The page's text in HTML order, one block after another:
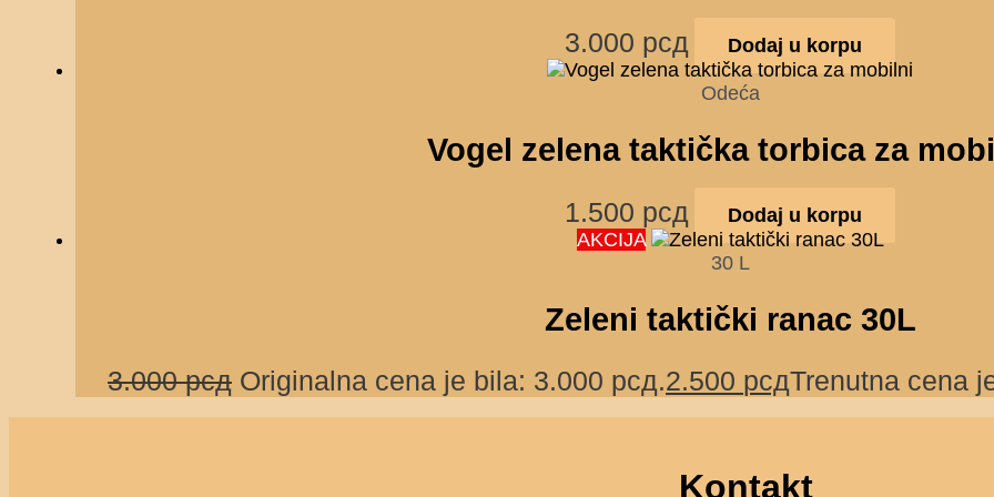
3.000 рсд Dodaj u korpu
Odeća
Vogel zelena taktička torbica za
1.500 рсд
Dodaj u korpu
AKCIJA
30 L
Zeleni taktički ranac 30L
3.000рсд Originalna cena je bila: 3.000 рсд.2.500 рсдTrenutna cena
Kontakt